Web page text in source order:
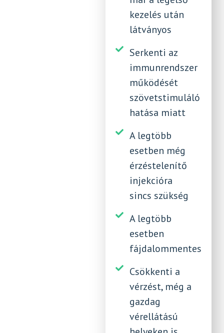
kezelés után
látványos
Serkenti az
immunrendszer
működését
szövetstimuláló
hatása miatt
A legtöbb
esetben még
érzéstelenítő
injekcióra
sincs szükség
A legtöbb
esetben
fájdalommentes
Csökkenti a
vérzést, még a
gazdag
vérellátású